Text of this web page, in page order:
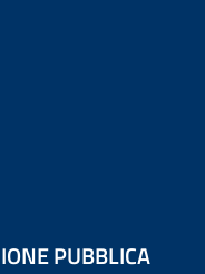
PUBBLICA